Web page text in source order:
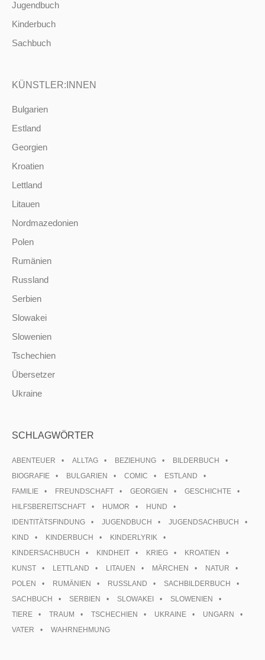
Jugendbuch
Kinderbuch
Sachbuch
KÜNSTLER:INNEN
Bulgarien
Estland
Georgien
Kroatien
Lettland
Litauen
Nordmazedonien
Polen
Rumänien
Russland
Serbien
Slowakei
Slowenien
Tschechien
Übersetzer
Ukraine
SCHLAGWÖRTER
ABENTEUER ALLTAG BEZIEHUNG
BILDERBUCH
BIOGRAFIE
BULGARIEN COMIC
ESTLAND
FAMILIE
FREUNDSCHAFT GEORGIEN
GESCHICHTE
HILFSBEREITSCHAFT
HUMOR
HUND
IDENTITÄTSFINDUNG
JUGENDBUCH
JUGENDSACHBUCH
KIND
KINDERBUCH
KINDERLYRIK
KINDERSACHBUCH
KINDHEIT KRIEG
KROATIEN
KUNST
LETTLAND LITAUEN MÄRCHEN
NATUR
POLEN
RUMÄNIEN RUSSLAND
SACHBILDERBUCH
SACHBUCH
SERBIEN SLOWAKEI
SLOWENIEN
TIERE
TRAUM TSCHECHIEN UKRAINE
UNGARN
VATER
WAHRNEHMUNG